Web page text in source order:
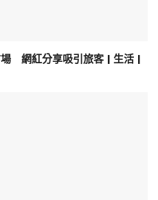
網紅分享吸引旅客 | 生活 |